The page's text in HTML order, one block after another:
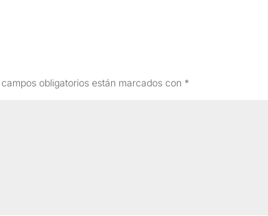
campos obligatorios están marcados con *